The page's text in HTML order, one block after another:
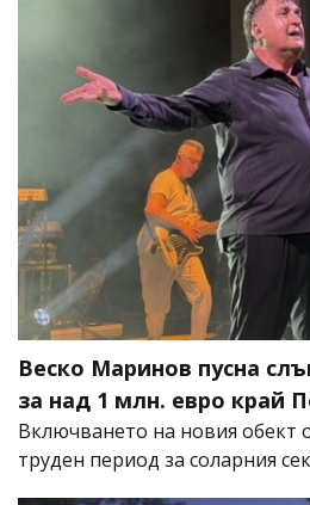
Веско Маринов пусна
за над 1 млн. евро край
Включването на новия обект
труден период за соларния